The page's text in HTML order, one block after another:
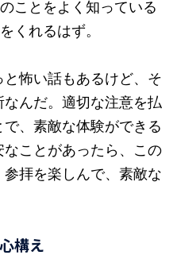
ことをよく知っている
くれるはず。
怖い話もあるけど、そ
んだ。適切な注意を払
、素敵な体験ができる
ことがあったら、この
拝を楽しんで、素敵な
構え